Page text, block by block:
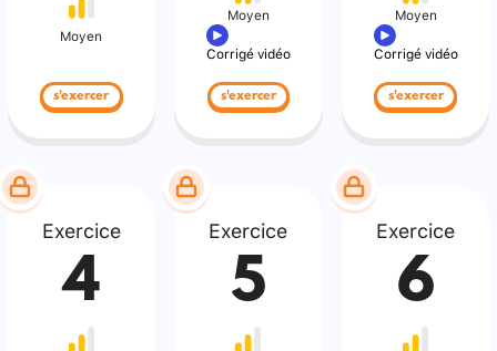
Moyen
s'exercer
Moyen
Corrigé vidéo
s'exercer
Moyen
Corrigé vidéo
s'exercer
Exercice
4
Exercice
5
Exercice
6